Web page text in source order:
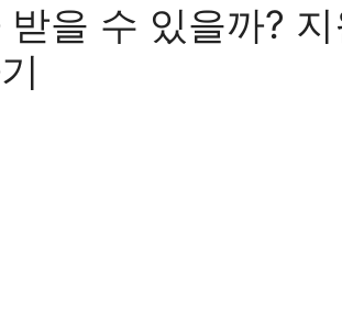
받을 수 있을까?